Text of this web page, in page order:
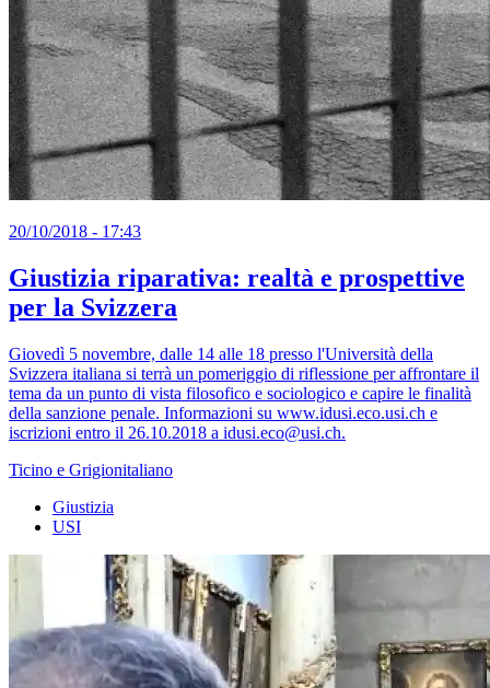
20/10/2018 - 17:43
Giustizia riparativa: realtà e prospettive
per la Svizzera
Giovedì 5 novembre, dalle 14 alle 18 presso l'Università della
Svizzera italiana si terrà un pomeriggio di riflessione per affrontare il
tema da un punto di vista filosofico e sociologico e capire le finalità
della sanzione penale. Informazioni su www.idusi.eco.usi.ch e
iscrizioni entro il 26.10.2018 a idusi.eco@usi.ch.
Ticino e Grigionitaliano
Giustizia
USI